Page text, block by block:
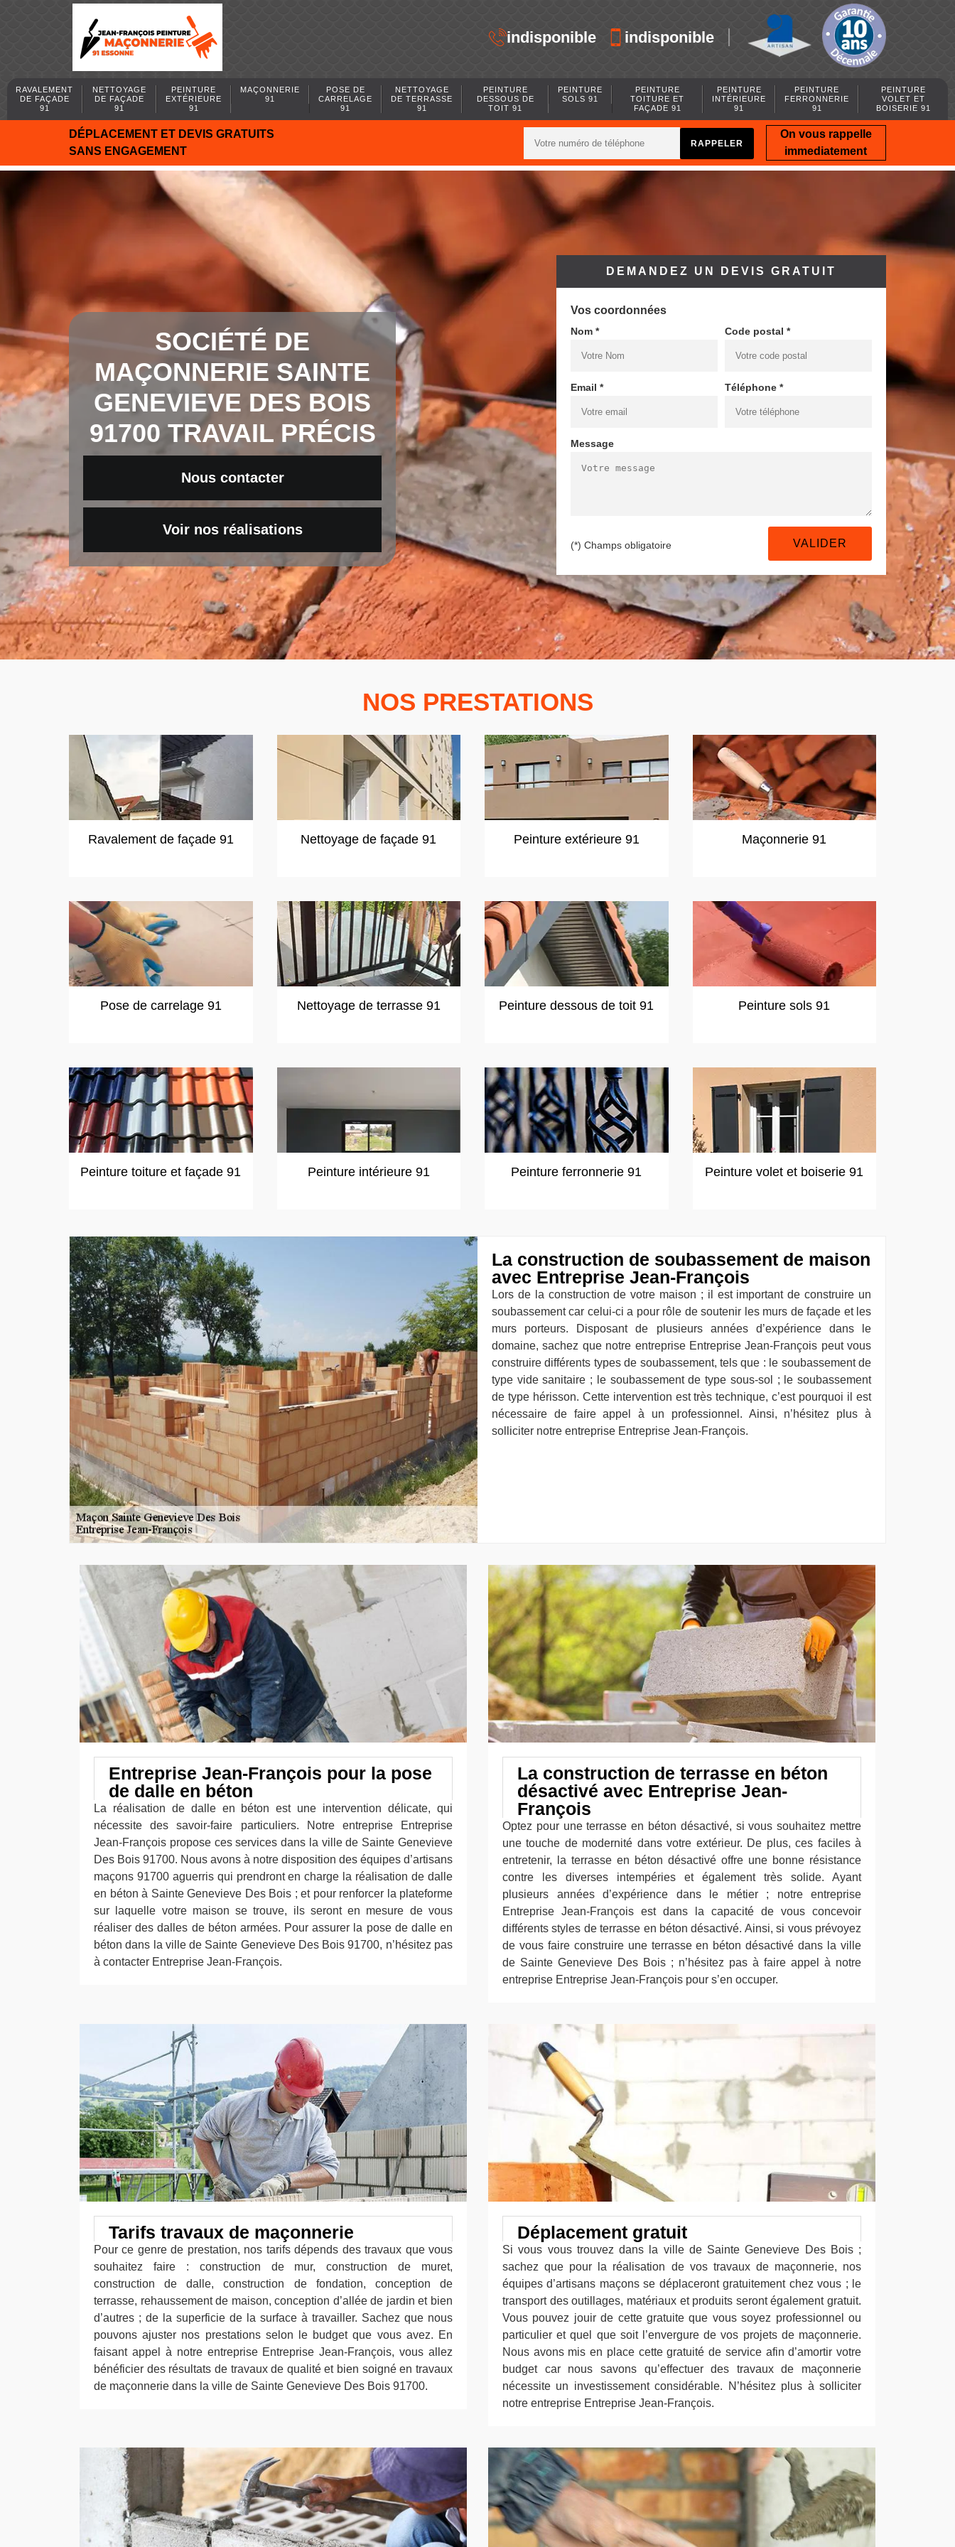
indisponible indisponible
RAVALEMENT
DE FAÇADE
91
NETTOYAGE
DE FAÇADE
91
PEINTURE
EXTÉRIEURE
91
MAÇONNERIE
91
POSE DE
CARRELAGE
91
NETTOYAGE
DE TERRASSE
91
PEINTURE
DESSOUS DE
TOIT 91
PEINTURE
SOLS 91
PEINTURE
TOITURE ET
FAÇADE 91
PEINTURE
INTÉRIEURE
91
PEINTURE
FERRONNERIE
91
PEINTURE
VOLET ET
BOISERIE 91
DÉPLACEMENT ET DEVIS GRATUITS
SANS ENGAGEMENT
On vous rappelle
immediatement
SOCIÉTÉ DE
MAÇONNERIE SAINTE
GENEVIEVE DES BOIS
91700 TRAVAIL PRÉCIS
Nous contacter
Voir nos réalisations
DEMANDEZ UN DEVIS GRATUIT
Vos coordonnées
Nom * Code postal *
Email * Téléphone *
Message
(*) Champs obligatoire
NOS PRESTATIONS
Ravalement de façade 91 Nettoyage de façade 91 Peinture extérieure 91 Maçonnerie 91
Pose de carrelage 91 Nettoyage de terrasse 91 Peinture dessous de toit 91 Peinture sols 91
Peinture toiture et façade 91 Peinture intérieure 91 Peinture ferronnerie 91 Peinture volet et boiserie 91
La construction de soubassement de maison
avec Entreprise Jean-François
Lors de la construction de votre maison ; il est important de construire un
soubassement car celui-ci a pour rôle de soutenir les murs de façade et les
murs porteurs. Disposant de plusieurs années d’expérience dans le
domaine, sachez que notre entreprise Entreprise Jean-François peut vous
construire différents types de soubassement, tels que : le soubassement de
type vide sanitaire ; le soubassement de type sous-sol ; le soubassement
de type hérisson. Cette intervention est très technique, c’est pourquoi il est
nécessaire de faire appel à un professionnel. Ainsi, n’hésitez plus à
solliciter notre entreprise Entreprise Jean-François.
Entreprise Jean-François pour la pose
de dalle en béton
La réalisation de dalle en béton est une intervention délicate, qui
nécessite des savoir-faire particuliers. Notre entreprise Entreprise
Jean-François propose ces services dans la ville de Sainte Genevieve
Des Bois 91700. Nous avons à notre disposition des équipes d’artisans
maçons 91700 aguerris qui prendront en charge la réalisation de dalle
en béton à Sainte Genevieve Des Bois ; et pour renforcer la plateforme
sur laquelle votre maison se trouve, ils seront en mesure de vous
réaliser des dalles de béton armées. Pour assurer la pose de dalle en
béton dans la ville de Sainte Genevieve Des Bois 91700, n’hésitez pas
à contacter Entreprise Jean-François.
La construction de terrasse en béton
désactivé avec Entreprise Jean-
François
Optez pour une terrasse en béton désactivé, si vous souhaitez mettre
une touche de modernité dans votre extérieur. De plus, ces faciles à
entretenir, la terrasse en béton désactivé offre une bonne résistance
contre les diverses intempéries et également très solide. Ayant
plusieurs années d’expérience dans le métier ; notre entreprise
Entreprise Jean-François est dans la capacité de vous concevoir
différents styles de terrasse en béton désactivé. Ainsi, si vous prévoyez
de vous faire construire une terrasse en béton désactivé dans la ville
de Sainte Genevieve Des Bois ; n’hésitez pas à faire appel à notre
entreprise Entreprise Jean-François pour s’en occuper.
Tarifs travaux de maçonnerie
Pour ce genre de prestation, nos tarifs dépends des travaux que vous
souhaitez faire : construction de mur, construction de muret,
construction de dalle, construction de fondation, conception de
terrasse, rehaussement de maison, conception d’allée de jardin et bien
d’autres ; de la superficie de la surface à travailler. Sachez que nous
pouvons ajuster nos prestations selon le budget que vous avez. En
faisant appel à notre entreprise Entreprise Jean-François, vous allez
bénéficier des résultats de travaux de qualité et bien soigné en travaux
de maçonnerie dans la ville de Sainte Genevieve Des Bois 91700.
Déplacement gratuit
Si vous vous trouvez dans la ville de Sainte Genevieve Des Bois ;
sachez que pour la réalisation de vos travaux de maçonnerie, nos
équipes d’artisans maçons se déplaceront gratuitement chez vous ; le
transport des outillages, matériaux et produits seront également gratuit.
Vous pouvez jouir de cette gratuite que vous soyez professionnel ou
particulier et quel que soit l’envergure de vos projets de maçonnerie.
Nous avons mis en place cette gratuité de service afin d’amortir votre
budget car nous savons qu’effectuer des travaux de maçonnerie
nécessite un investissement considérable. N’hésitez plus à solliciter
notre entreprise Entreprise Jean-François.